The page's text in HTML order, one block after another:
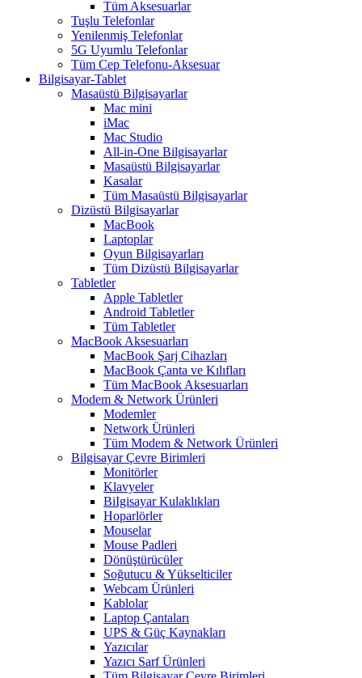
Tüm Aksesuarlar
Tuşlu Telefonlar
Yenilenmiş Telefonlar
5G Uyumlu Telefonlar
Tüm Cep Telefonu-Aksesuar
Bilgisayar-Tablet
Masaüstü Bilgisayarlar
Mac mini
iMac
Mac Studio
All-in-One Bilgisayarlar
Masaüstü Bilgisayarlar
Kasalar
Tüm Masaüstü Bilgisayarlar
Dizüstü Bilgisayarlar
MacBook
Laptoplar
Oyun Bilgisayarları
Tüm Dizüstü Bilgisayarlar
Tabletler
Apple Tabletler
Android Tabletler
Tüm Tabletler
MacBook Aksesuarları
MacBook Şarj Cihazları
MacBook Çanta ve Kılıfları
Tüm MacBook Aksesuarları
Modem & Network Ürünleri
Modemler
Network Ürünleri
Tüm Modem & Network Ürünleri
Bilgisayar Çevre Birimleri
Monitörler
Klavyeler
BiIgisayar Kulaklıkları
Hoparlörler
Mouselar
Mouse Padleri
Dönüştürücüler
Soğutucu & Yükselticiler
Webcam Ürünleri
Kablolar
Laptop Çantaları
UPS & Güç Kaynakları
Yazıcılar
Yazıcı Sarf Ürünleri